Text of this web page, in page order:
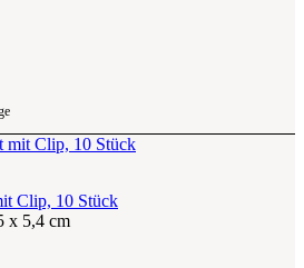
Clip, 10 Stück
x 5,4 cm